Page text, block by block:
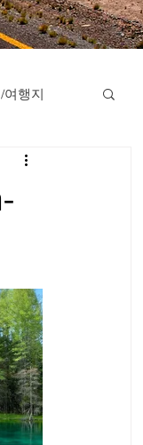
행지
맛집/여행지